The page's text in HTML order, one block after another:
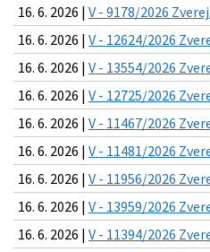
16. 6. 2026 | V - 9178/2026
16. 6. 2026 | V - 12624/2026
16. 6. 2026 | V - 13554/2026
16. 6. 2026 | V - 12725/2026
16. 6. 2026 | V - 11467/2026
16. 6. 2026 | V - 11481/2026
16. 6. 2026 | V - 11956/2026
16. 6. 2026 | V - 13959/2026
16. 6. 2026 | V - 11394/2026